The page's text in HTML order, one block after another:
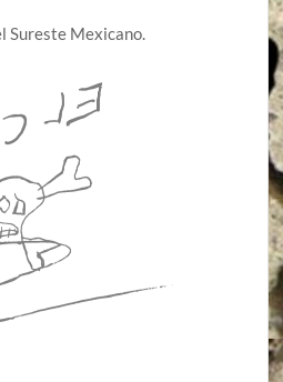
Sureste Mexicano.